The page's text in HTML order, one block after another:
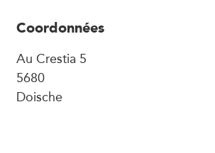
Coordonnées
Au Crestia 5
5680
Doische